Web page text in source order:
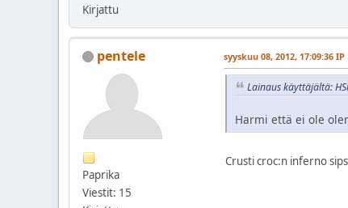
Kirjattu
pentele
Paprika
Viestit: 15
syyskuu 08, 2012, 17:09:36 IP
Lainaus käyttäjältä:
Harmi että ei ole
Crusti croc:n inferno